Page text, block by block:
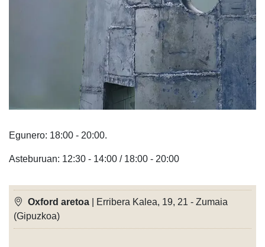
Egunero: 18:00 - 20:00.
Asteburuan: 12:30 - 14:00 / 18:00 - 20:00
Oxford aretoa | Erribera Kalea, 19, 21 - Zumaia
(Gipuzkoa)